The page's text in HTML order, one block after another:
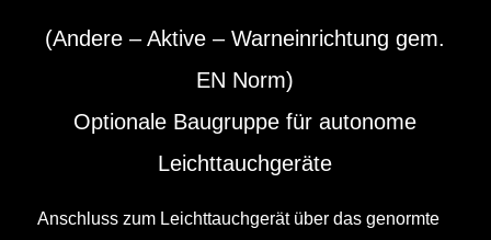
(Andere – Aktive – Warneinrichtung gem.
EN Norm)
Optionale Baugruppe für autonome
Leichttauchgeräte
Anschluss zum Leichttauchgerät über das genormte